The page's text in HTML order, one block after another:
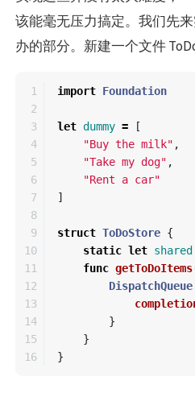
该能毫无压力搞定。我们先
办的部分。新建一个文件
1
2
3
4
5
6
7
8
9
10
11
12
13
14
15
import Foundation
let dummy =
[
"Buy the milk" ,
"Take my dog" ,
"Rent a car"
]
struct ToDoStore {
static let shared
func getToDoItems
DispatchQueue
}
}
}